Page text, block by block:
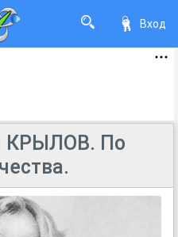
Вход
КРЫЛОВ. По